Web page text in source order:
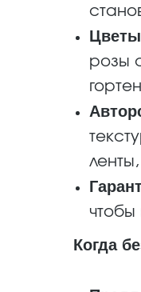
розы
Когда